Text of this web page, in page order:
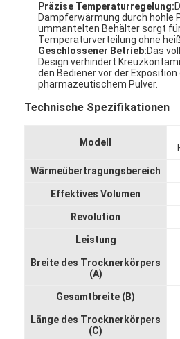
Produkte
Über uns
Fabrik Tour
Präzise Temperaturregelung:
Dampferwärmung durch hohle
ummantelten Behälter sorgt
Temperaturverteilung ohne
Geschlossener Betrieb:Das
Design verhindert
den Bediener vor der
pharmazeutischem Pulver.
Technische Spezifikationen
Modell
Wärmeübertragungsbereich
Effektives Volumen
Revolution
Leistung
Breite des Trocknerkörpers
(A)
Gesamtbreite (B)
Länge des Trocknerkörpers
(C)